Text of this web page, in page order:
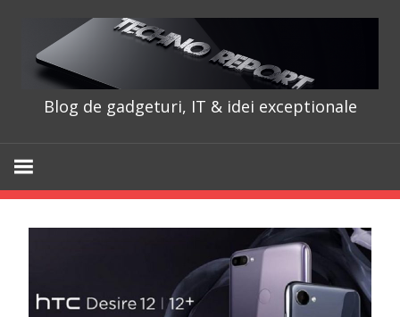
content
Blog de gadgeturi, IT & idei exceptionale